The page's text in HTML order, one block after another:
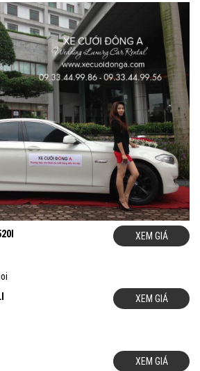
XEM GIÁ
XEM GIÁ
XEM GIÁ